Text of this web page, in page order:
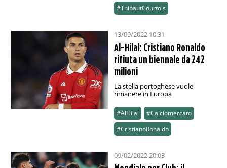
#ThibautCourtois
13/09/2022 10:31
Al-Hilal: Cristiano Ronaldo
rifiuta un biennale da 242
milioni
La stella portoghese vuole
rimanere in Europa
#AlHilal
#Calciomercato
#CristianoRonaldo
09/02/2022 20:03